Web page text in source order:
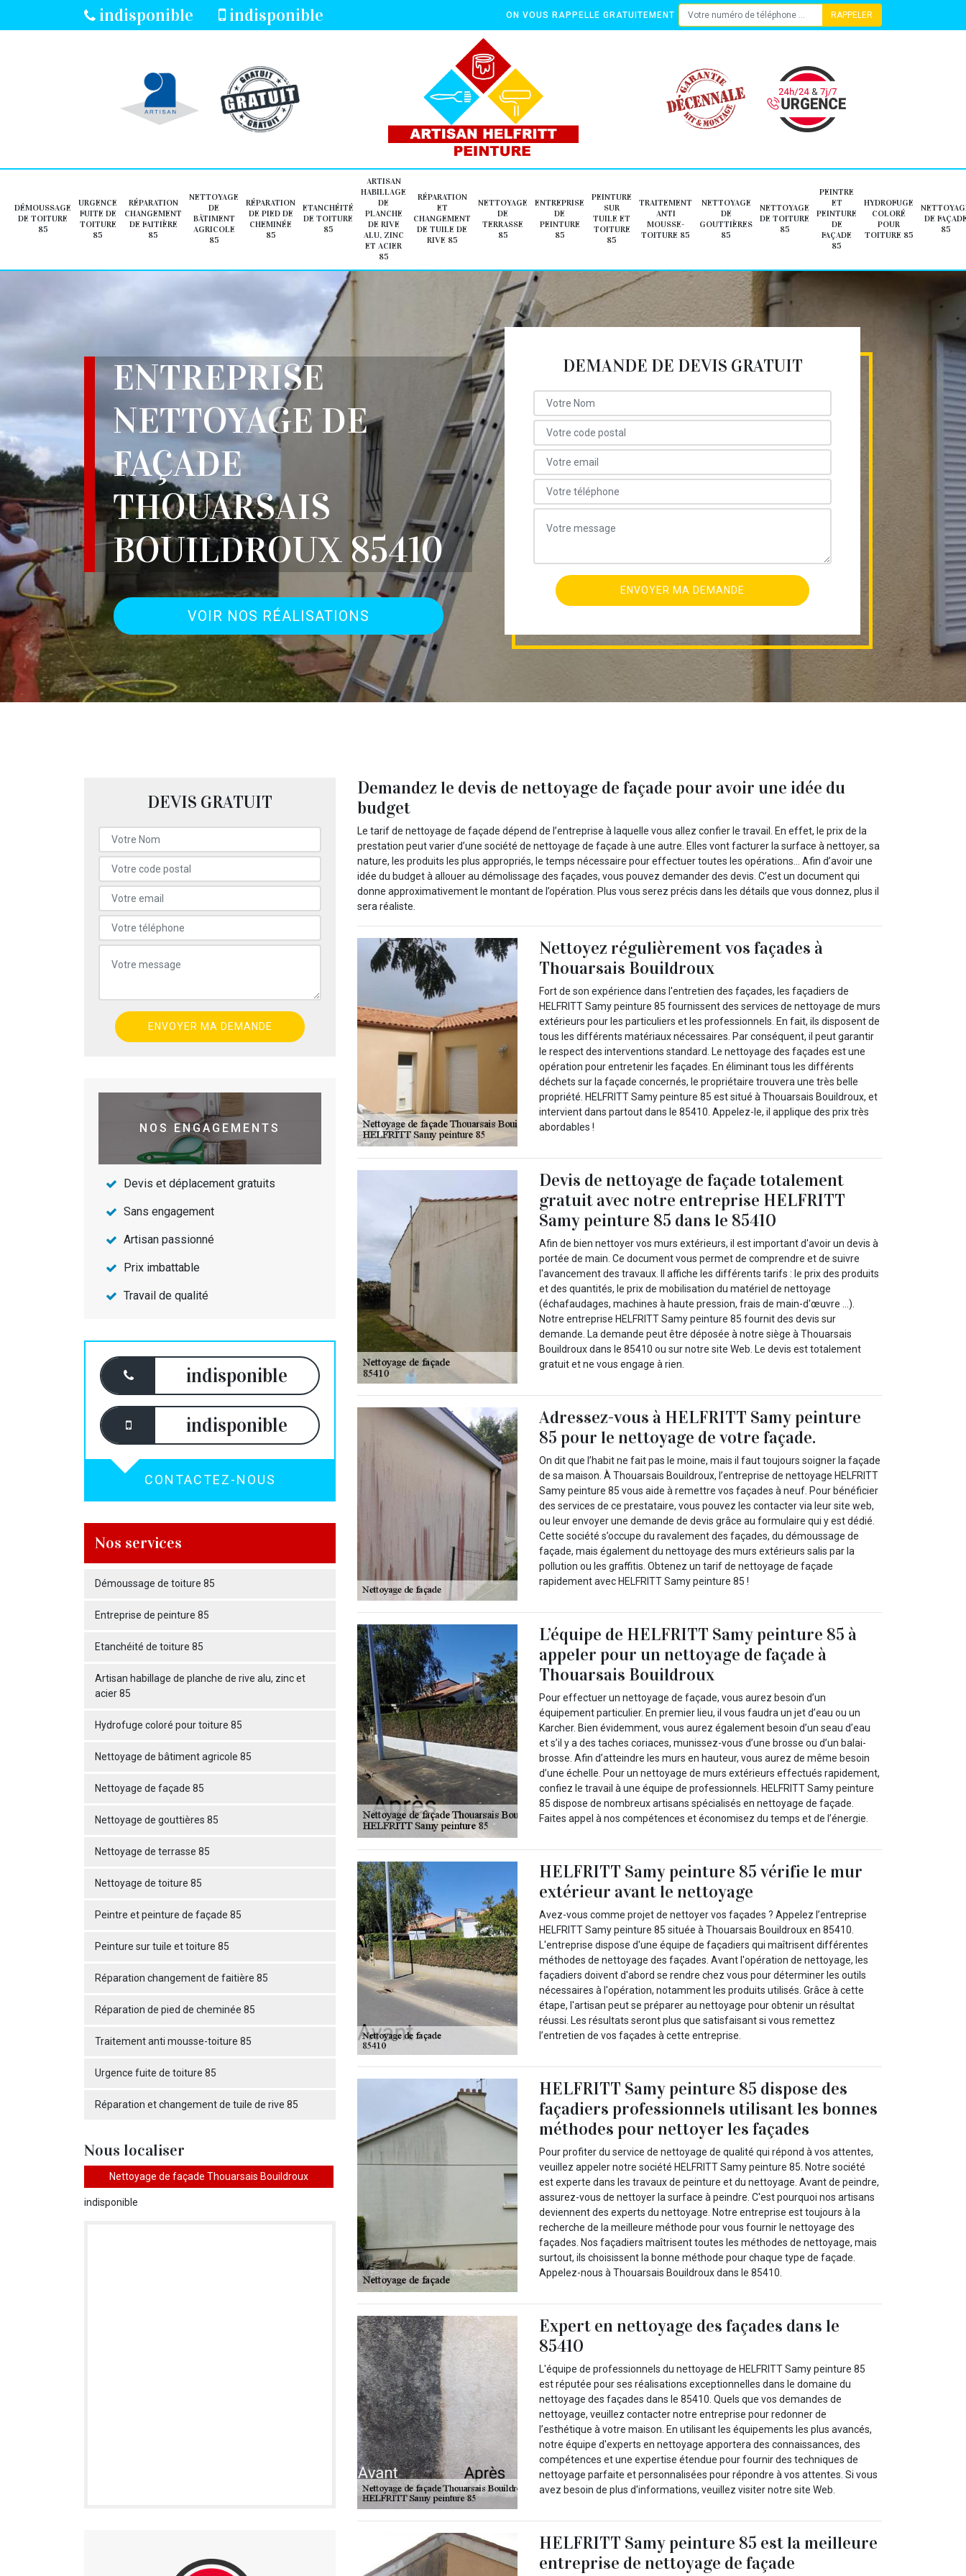
indisponible indisponible ON VOUS RAPPELLE GRATUITEMENT
DÉMOUSSAGE
DE TOITURE
85
URGENCE
FUITE DE
TOITURE
85
RÉPARATION
CHANGEMENT
DE FAITIÈRE
85
NETTOYAGE
DE
BÂTIMENT
AGRICOLE
85
RÉPARATION
DE PIED DE
CHEMINÉE
85
ETANCHÉITÉ
DE TOITURE
85
ARTISAN
HABILLAGE
DE
PLANCHE
DE RIVE
ALU, ZINC
ET ACIER
85
RÉPARATION
ET
CHANGEMENT
DE TUILE DE
RIVE 85
NETTOYAGE
DE
TERRASSE
85
ENTREPRISE
DE
PEINTURE
85
PEINTURE
SUR
TUILE ET
TOITURE
85
TRAITEMENT
ANTI
MOUSSE-
TOITURE 85
NETTOYAGE
DE
GOUTTIÈRES
85
NETTOYAGE
DE TOITURE
85
PEINTRE
ET
PEINTURE
DE
FAÇADE
85
HYDROFUGE
COLORÉ
POUR
TOITURE 85
DE
85
ENTREPRISE
NETTOYAGE DE
FAÇADE
THOUARSAIS
BOUILDROUX 85410
VOIR NOS RÉALISATIONS
DEMANDE DE DEVIS GRATUIT
DEVIS GRATUIT
NOS ENGAGEMENTS
Devis et déplacement gratuits
Sans engagement
Artisan passionné
Prix imbattable
Travail de qualité
indisponible
indisponible
CONTACTEZ-NOUS
Nos services
Démoussage de toiture 85
Entreprise de peinture 85
Etanchéité de toiture 85
Artisan habillage de planche de rive alu, zinc et
acier 85
Hydrofuge coloré pour toiture 85
Nettoyage de bâtiment agricole 85
Nettoyage de façade 85
Nettoyage de gouttières 85
Nettoyage de terrasse 85
Nettoyage de toiture 85
Peintre et peinture de façade 85
Peinture sur tuile et toiture 85
Réparation changement de faitière 85
Réparation de pied de cheminée 85
Traitement anti mousse-toiture 85
Urgence fuite de toiture 85
Réparation et changement de tuile de rive 85
Nous localiser
Nettoyage de façade Thouarsais Bouildroux
indisponible
Demandez le devis de nettoyage de façade pour avoir une idée du
budget
Le tarif de nettoyage de façade dépend de l’entreprise à laquelle vous allez confier le travail. En effet, le prix de la
prestation peut varier d’une société de nettoyage de façade à une autre. Elles vont facturer la surface à nettoyer, sa
nature, les produits les plus appropriés, le temps nécessaire pour effectuer toutes les opérations… Afin d’avoir une
idée du budget à allouer au démolissage des façades, vous pouvez demander des devis. C’est un document qui
donne approximativement le montant de l’opération. Plus vous serez précis dans les détails que vous donnez, plus il
sera réaliste.
Nettoyez régulièrement vos façades à
Thouarsais Bouildroux
Fort de son expérience dans l'entretien des façades, les façadiers de
HELFRITT Samy peinture 85 fournissent des services de nettoyage de murs
extérieurs pour les particuliers et les professionnels. En fait, ils disposent de
tous les différents matériaux nécessaires. Par conséquent, il peut garantir
le respect des interventions standard. Le nettoyage des façades est une
opération pour entretenir les façades. En éliminant tous les différents
déchets sur la façade concernés, le propriétaire trouvera une très belle
propriété. HELFRITT Samy peinture 85 est situé à Thouarsais Bouildroux, et
intervient dans partout dans le 85410. Appelez-le, il applique des prix très
abordables !
Devis de nettoyage de façade totalement
gratuit avec notre entreprise HELFRITT
Samy peinture 85 dans le 85410
Afin de bien nettoyer vos murs extérieurs, il est important d'avoir un devis à
portée de main. Ce document vous permet de comprendre et de suivre
l'avancement des travaux. Il affiche les différents tarifs : le prix des produits
et des quantités, le prix de mobilisation du matériel de nettoyage
(échafaudages, machines à haute pression, frais de main-d'œuvre ...).
Notre entreprise HELFRITT Samy peinture 85 fournit des devis sur
demande. La demande peut être déposée à notre siège à Thouarsais
Bouildroux dans le 85410 ou sur notre site Web. Le devis est totalement
gratuit et ne vous engage à rien.
Adressez-vous à HELFRITT Samy peinture
85 pour le nettoyage de votre façade.
On dit que l’habit ne fait pas le moine, mais il faut toujours soigner la façade
de sa maison. À Thouarsais Bouildroux, l’entreprise de nettoyage HELFRITT
Samy peinture 85 vous aide à remettre vos façades à neuf. Pour bénéficier
des services de ce prestataire, vous pouvez les contacter via leur site web,
ou leur envoyer une demande de devis grâce au formulaire qui y est dédié.
Cette société s’occupe du ravalement des façades, du démoussage de
façade, mais également du nettoyage des murs extérieurs salis par la
pollution ou les graffitis. Obtenez un tarif de nettoyage de façade
rapidement avec HELFRITT Samy peinture 85 !
L’équipe de HELFRITT Samy peinture 85 à
appeler pour un nettoyage de façade à
Thouarsais Bouildroux
Pour effectuer un nettoyage de façade, vous aurez besoin d’un
équipement particulier. En premier lieu, il vous faudra un jet d’eau ou un
Karcher. Bien évidemment, vous aurez également besoin d’un seau d’eau
et s’il y a des taches coriaces, munissez-vous d’une brosse ou d’un balai-
brosse. Afin d’atteindre les murs en hauteur, vous aurez de même besoin
d’une échelle. Pour un nettoyage de murs extérieurs effectués rapidement,
confiez le travail à une équipe de professionnels. HELFRITT Samy peinture
85 dispose de nombreux artisans spécialisés en nettoyage de façade.
Faites appel à nos compétences et économisez du temps et de l’énergie.
HELFRITT Samy peinture 85 vérifie le mur
extérieur avant le nettoyage
Avez-vous comme projet de nettoyer vos façades ? Appelez l’entreprise
HELFRITT Samy peinture 85 située à Thouarsais Bouildroux en 85410.
L'entreprise dispose d'une équipe de façadiers qui maîtrisent différentes
méthodes de nettoyage des façades. Avant l'opération de nettoyage, les
façadiers doivent d'abord se rendre chez vous pour déterminer les outils
nécessaires à l'opération, notamment les produits utilisés. Grâce à cette
étape, l'artisan peut se préparer au nettoyage pour obtenir un résultat
réussi. Les résultats seront plus que satisfaisant si vous remettez
l’entretien de vos façades à cette entreprise.
HELFRITT Samy peinture 85 dispose des
façadiers professionnels utilisant les bonnes
méthodes pour nettoyer les façades
Pour profiter du service de nettoyage de qualité qui répond à vos attentes,
veuillez appeler notre société HELFRITT Samy peinture 85. Notre société
est experte dans les travaux de peinture et du nettoyage. Avant de peindre,
assurez-vous de nettoyer la surface à peindre. C'est pourquoi nos artisans
deviennent des experts du nettoyage. Notre entreprise est toujours à la
recherche de la meilleure méthode pour vous fournir le nettoyage des
façades. Nos façadiers maîtrisent toutes les méthodes de nettoyage, mais
surtout, ils choisissent la bonne méthode pour chaque type de façade.
Appelez-nous à Thouarsais Bouildroux dans le 85410.
Expert en nettoyage des façades dans le
85410
L'équipe de professionnels du nettoyage de HELFRITT Samy peinture 85
est réputée pour ses réalisations exceptionnelles dans le domaine du
nettoyage des façades dans le 85410. Quels que vos demandes de
nettoyage, veuillez contacter notre entreprise pour redonner de
l’esthétique à votre maison. En utilisant les équipements les plus avancés,
notre équipe d'experts en nettoyage apportera des connaissances, des
compétences et une expertise étendue pour fournir des techniques de
nettoyage parfaite et personnalisées pour répondre à vos attentes. Si vous
avez besoin de plus d'informations, veuillez visiter notre site Web.
HELFRITT Samy peinture 85 est la meilleure
entreprise de nettoyage de façade